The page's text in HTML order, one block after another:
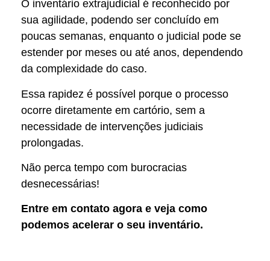
O inventário extrajudicial é reconhecido por
sua agilidade, podendo ser concluído em
poucas semanas, enquanto o judicial pode se
estender por meses ou até anos, dependendo
da complexidade do caso.
Essa rapidez é possível porque o processo
ocorre diretamente em cartório, sem a
necessidade de intervenções judiciais
prolongadas.
Não perca tempo com burocracias
desnecessárias!
Entre em contato agora e veja como
podemos acelerar o seu inventário.